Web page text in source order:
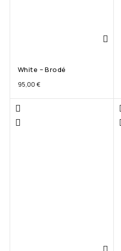
White – Brodé
95,00 €